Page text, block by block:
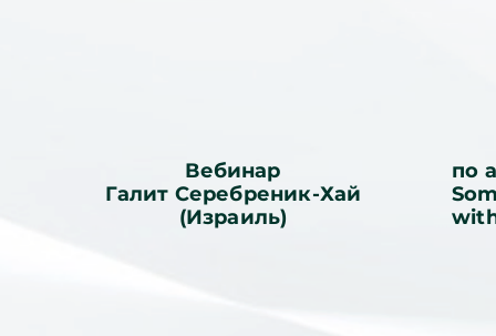
Вебинар
Галит Серебреник-Хай
(Израиль)
по